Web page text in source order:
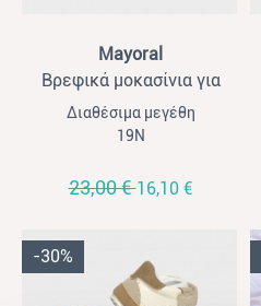
Mayoral
Βρεφικά μοκασίνια για
αγόρια Mayoral εκρού
Διαθέσιμα μεγέθη
19Ν
23,00 €16,10 €
-30%